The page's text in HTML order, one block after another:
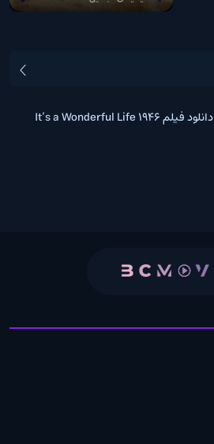
دانلود فیلم It’s a Wonderful Life 1946